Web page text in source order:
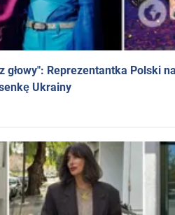
głowy": Reprezentantka Polski
Ukrainy